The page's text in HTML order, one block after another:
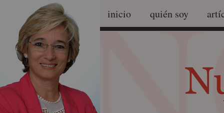
inicio quién soy